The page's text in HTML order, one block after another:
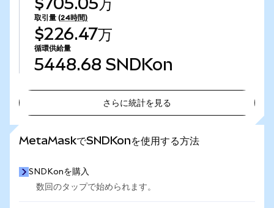
取引量 (24時間)
$226.47万
循環供給量
5448.68 SNDKon
さらに統計を見る
MetaMaskでSNDKonを使用する方法
SNDKonを購入
数回のタップで始められます。